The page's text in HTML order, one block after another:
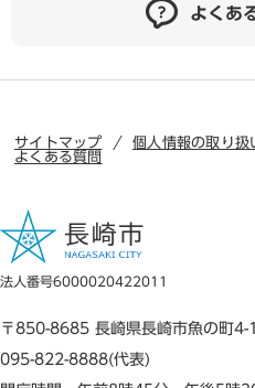
よくあ
サイトマップ 個人情報の取り扱
よくある質問
法人番号6000020422011
〒850-8685 長崎県長崎市魚の町4-1
095-822-8888(代表)